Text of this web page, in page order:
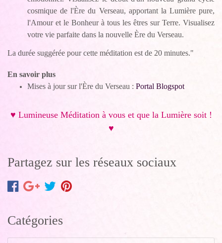
cosmique de l'Ère du Verseau, apportant la Lumière pure,
l'Amour et le Bonheur à tous les êtres sur Terre. Visualisez
votre vie parfaite dans la nouvelle Ère du Verseau.
La durée suggérée pour cette méditation est de 20 minutes."
En savoir plus
Mises à jour sur l'Ère du Verseau : Portal Blogspot
♥ Lumineuse Méditation à vous et que la Lumière soit !
♥
Partagez sur les réseaux sociaux
Catégories